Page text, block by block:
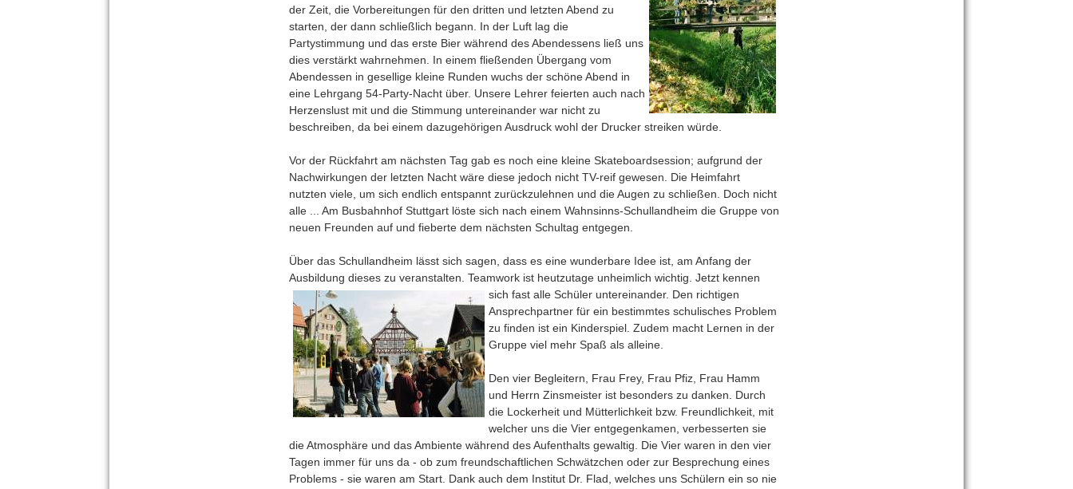
der Zeit, die Vorbereitungen für den dritten und letzten Abend zu
starten, der dann schließlich begann. In der Luft lag die
Partystimmung und das erste Bier während des Abendessens ließ uns
dies verstärkt wahrnehmen. In einem fließenden Übergang vom
Abendessen in gesellige kleine Runden wuchs der schöne Abend in
eine Lehrgang 54-Party-Nacht über. Unsere Lehrer feierten auch nach
Herzenslust mit und die Stimmung untereinander war nicht zu
beschreiben, da bei einem dazugehörigen Ausdruck wohl der Drucker streiken würde.
Vor der Rückfahrt am nächsten Tag gab es noch eine kleine Skateboardsession; aufgrund der
Nachwirkungen der letzten Nacht wäre diese jedoch nicht TV-reif gewesen. Die Heimfahrt
nutzten viele, um sich endlich entspannt zurückzulehnen und die Augen zu schließen. Doch nicht
alle ... Am Busbahnhof Stuttgart löste sich nach einem Wahnsinns-Schullandheim die Gruppe von
neuen Freunden auf und fieberte dem nächsten Schultag entgegen.
Über das Schullandheim lässt sich sagen, dass es eine wunderbare Idee ist, am Anfang der
Ausbildung dieses zu veranstalten. Teamwork ist heutzutage unheimlich wichtig. Jetzt kennen
sich fast alle Schüler untereinander. Den richtigen
Ansprechpartner für ein bestimmtes schulisches Problem
zu finden ist ein Kinderspiel. Zudem macht Lernen in der
Gruppe viel mehr Spaß als alleine.
Den vier Begleitern, Frau Frey, Frau Pfiz, Frau Hamm
und Herrn Zinsmeister ist besonders zu danken. Durch
die Lockerheit und Mütterlichkeit bzw. Freundlichkeit, mit
welcher uns die Vier entgegenkamen, verbesserten sie
die Atmosphäre und das Ambiente während des Aufenthalts gewaltig. Die Vier waren in den vier
Tagen immer für uns da - ob zum freundschaftlichen Schwätzchen oder zur Besprechung eines
Problems - sie waren am Start. Dank auch dem Institut Dr. Flad, welches uns Schülern ein so nie